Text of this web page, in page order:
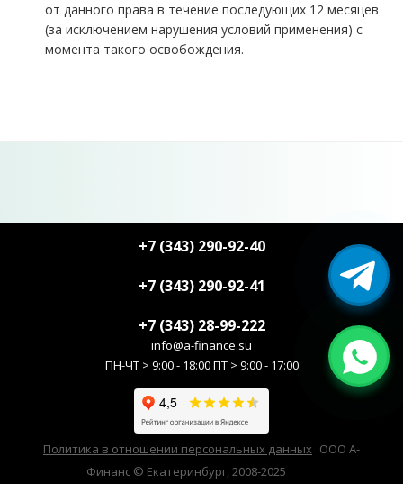
от данного права в течение последующих 12 месяцев
(за исключением нарушения условий применения) с
момента такого освобождения.
+7 (343) 290-92-40
+7 (343) 290-92-41
+7 (343) 28-99-222
info@a-finance.su
ПН-ЧТ > 9:00 - 18:00 ПТ > 9:00 - 17:00
Политика в отношении персональных данных ООО А-
Финанс © Екатеринбург, 2008-2025